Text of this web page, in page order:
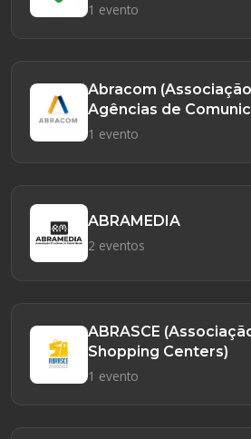
1 evento
Abracom
Agências de
1 evento
ABRAMEDIA
2 eventos
ABRASCE
Shopping Centers)
1 evento